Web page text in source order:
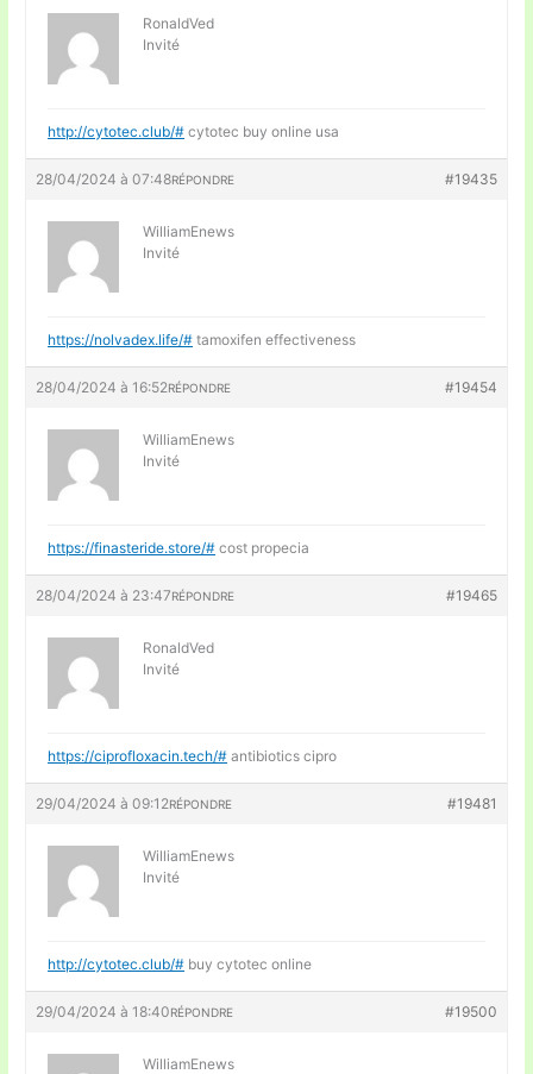
RonaldVed
Invité
http://cytotec.club/# cytotec buy online usa
28/04/2024 à 07:48 #19435
RÉPONDRE
WilliamEnews
Invité
https://nolvadex.life/# tamoxifen effectiveness
28/04/2024 à 16:52 #19454
RÉPONDRE
WilliamEnews
Invité
https://finasteride.store/# cost propecia
28/04/2024 à 23:47 #19465
RÉPONDRE
RonaldVed
Invité
https://ciprofloxacin.tech/# antibiotics cipro
29/04/2024 à 09:12 #19481
RÉPONDRE
WilliamEnews
Invité
http://cytotec.club/# buy cytotec online
29/04/2024 à 18:40 #19500
RÉPONDRE
WilliamEnews